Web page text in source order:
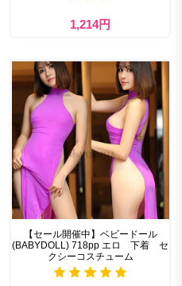
1,214円
【セール開催中】ベビードール
(BABYDOLL) 718pp エロ 下着 セ
クシーコスチューム